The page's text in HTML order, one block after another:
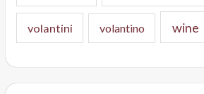
volantini volantino wine